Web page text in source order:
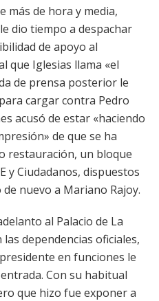
más de hora y media,
dio tiempo a despachar
de apoyo al
que Iglesias llama «el
de prensa posterior le
cargar contra Pedro
acusó de estar «haciendo
de que se ha
restauración, un bloque
y Ciudadanos, dispuestos
nuevo a Mariano Rajoy.
al Palacio de La
dependencias oficiales,
en funciones le
Con su habitual
que hizo fue exponer a